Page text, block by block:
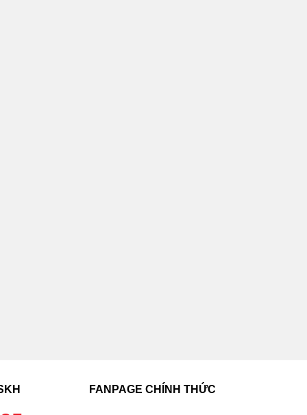
FANPAGE CHÍNH THỨC